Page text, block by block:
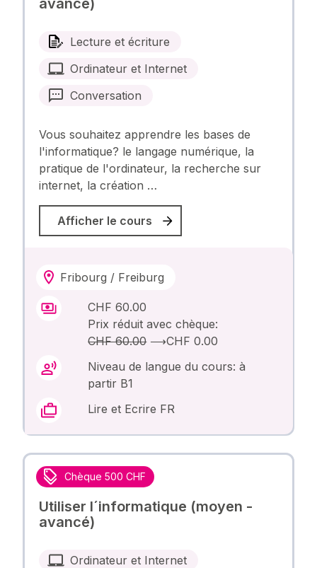
Lecture et écriture
Ordinateur et Internet
Conversation
Vous souhaitez apprendre les bases de
l'informatique? le langage numérique, la
pratique de l'ordinateur, la recherche sur
internet, la création …
Afficher le cours
Fribourg / Freiburg
CHF 60.00
Prix réduit avec chèque:
CHF 60.00⟶CHF 0.00
Niveau de langue du cours: à
partir B1
Lire et Ecrire FR
Chèque 500 CHF
Utiliser l´informatique (moyen -
avancé)
Ordinateur et Internet